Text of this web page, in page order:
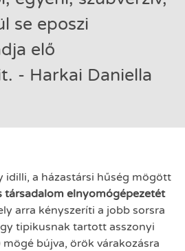
se eposzi
elő
- Harkai Daniella
idilli, a házastársi hűség mögött
társadalom elnyomógépezetét
arra kényszeríti a jobb sorsra
tipikusnak tartott asszonyi
bújva, örök várakozásra